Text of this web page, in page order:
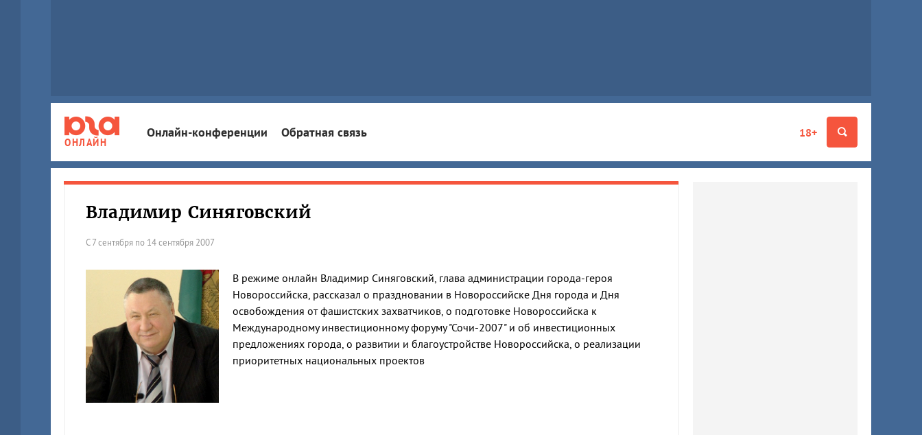
ОНЛАЙН
18+
Онлайн-конференции Обратная связь
Владимир Синяговский
С 7 сентября по 14 сентября 2007
В режиме онлайн Владимир Синяговский, глава администрации города-героя
Новороссийска, рассказал о праздновании в Новороссийске Дня города и Дня
освобождения от фашистских захватчиков, о подготовке Новороссийска к
Международному инвестиционному форуму "Сочи-2007" и об инвестиционных
предложениях города, о развитии и благоустройстве Новороссийска, о реализации
приоритетных национальных проектов